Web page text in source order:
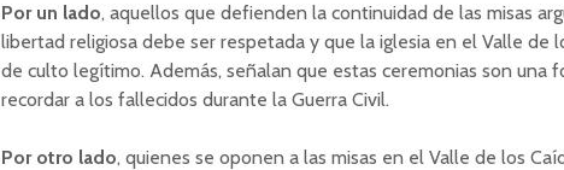
Por un lado, aquellos que defienden la continuidad de las misas
libertad religiosa debe ser respetada y que la iglesia en el Valle de
de culto legítimo. Además, señalan que estas ceremonias son una
recordar a los fallecidos durante la Guerra Civil.
Por otro lado, quienes se oponen a las misas en el Valle de los